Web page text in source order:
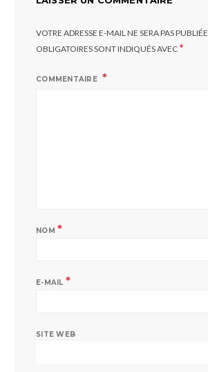
VOTRE ADRESSE E-MAIL NE SERA PAS PUBLIÉE.
OBLIGATOIRES SONT INDIQUÉS AVEC*
COMMENTAIRE
NOM *
E-MAIL *
SITE WEB